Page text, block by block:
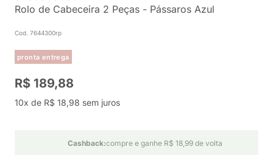
Rolo de Cabeceira 2 Peças - Pássaros Azul
Cod. 7644300rp
pronta entrega
R$ 189,88
10x de R$ 18,98 sem juros
Cashback:compre e ganhe R$ 18,99 de volta